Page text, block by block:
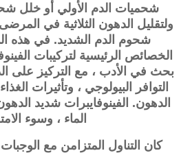
شحميات الدم الأولي أو خلل
ولتقليل الدهون الثلاثية في
شحوم الدم الشديد. في هذه
الخصائص الرئيسية لتركيبات
بحث في الأدب ، مع التركيز على
التوافر البيولوجي ، وتأثيرات
الدهون. الفينوفايبرات شديد
الماء ، وسوء
كان التناول المتزامن مع الوجبات